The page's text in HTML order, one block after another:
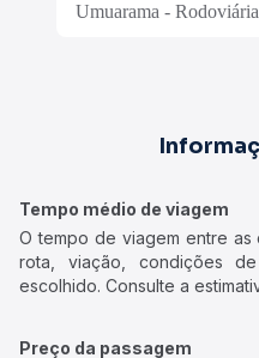
Umuarama - Rodoviária
Tempo médio de viagem
O tempo de viagem entre
rota, viação, condições
escolhido. Consulte a
Preço da passagem